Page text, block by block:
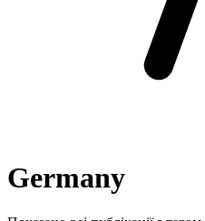
Germany